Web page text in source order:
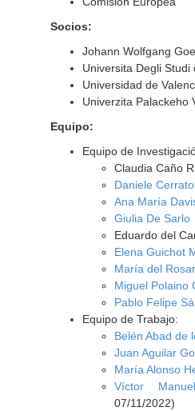
Socios:
Johann Wolfgang
Universita Degli Studi
Universidad de
Univerzita Palackeho
Equipo:
Equipo de
Claudia Caño
Daniele Cerrato
Ana María
Giulia De Sarlo
Eduardo del
Elena Guichot
María del
Miguel Polaino
Pablo Felipe
Equipo de Trabajo:
Belén Abad de
Juan Aguilar
María Alonso
Víctor
07/11/2022)